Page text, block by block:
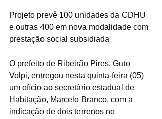
Projeto prevê 100 unidades da CDHU
e outras 400 em nova modalidade com
prestação social subsidiada
O prefeito de Ribeirão Pires, Guto
Volpi, entregou nesta quinta-feira (05)
um ofício ao secretário estadual de
Habitação, Marcelo Branco, com a
indicação de dois terrenos no